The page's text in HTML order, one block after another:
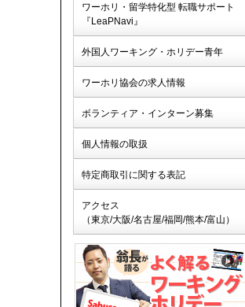
ワーホリ・留学特化型 転職サポート
『LeaPNavi』
外国人ワーキング・ホリデー青年
ワーホリ協会の求人情報
ボランティア・インターン募集
個人情報の取扱
特定商取引に関する表記
アクセス
（東京/大阪/名古屋/福岡/熊本/富山）